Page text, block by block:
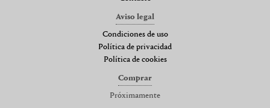
Aviso legal
Condiciones de uso
Política de privacidad
Política de cookies
Comprar
Próximamente